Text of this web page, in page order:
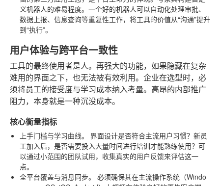
义机器人的难易程度。一个好的机器人可以自动化处理审批、
数据上报、信息查询等重复性工作，将工具的价值从“沟通”提升
到“执行”。
用户体验与跨平台一致性
工具的最终使用者是人。再强大的功能，如果隐藏在复杂
难用的界面之下，也无法被有效利用。企业在选型时，必
须将员工的接受度与学习成本纳入考量。高昂的内部推广
阻力，本身就是一种沉没成本。
核心衡量指标
上手门槛与学习曲线。
界面设计是否符合主流用户习惯？新员
工加入后，是否需要投入大量时间进行培训才能熟练使用？可
以通过小范围的团队试用，收集真实的用户反馈来评估这一
点。
全平台覆盖与消息同步。
必须确保其在主流操作系统（Windo